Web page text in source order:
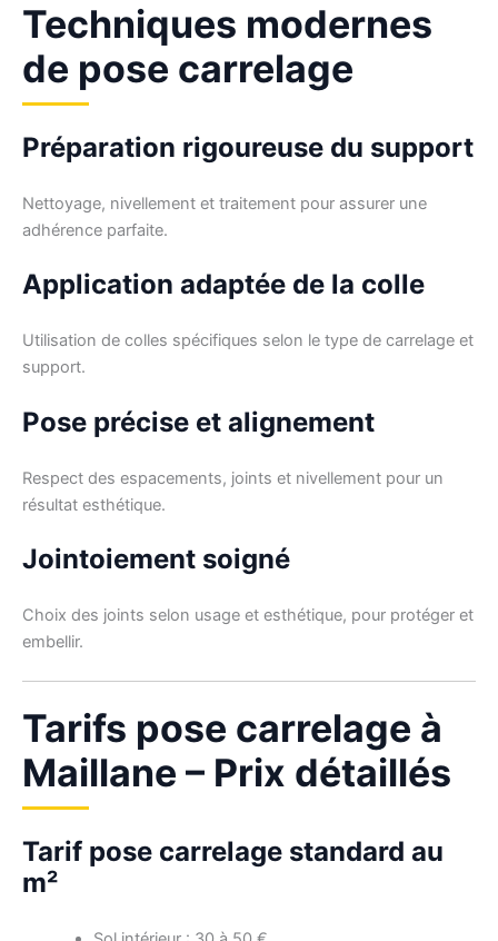
Techniques modernes
de pose carrelage
Préparation rigoureuse du support
Nettoyage, nivellement et traitement pour assurer une
adhérence parfaite.
Application adaptée de la colle
Utilisation de colles spécifiques selon le type de carrelage et
support.
Pose précise et alignement
Respect des espacements, joints et nivellement pour un
résultat esthétique.
Jointoiement soigné
Choix des joints selon usage et esthétique, pour protéger et
embellir.
Tarifs pose carrelage à
Maillane – Prix détaillés
Tarif pose carrelage standard au
m²